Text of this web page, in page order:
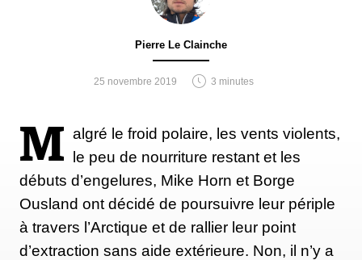
Pierre Le Clainche
25 novembre 2019 3 minutes
M algré le froid polaire, les vents violents,
le peu de nourriture restant et les
débuts d’engelures, Mike Horn et Borge
Ousland ont décidé de poursuivre leur périple
à travers l’Arctique et de rallier leur point
d’extraction sans aide extérieure. Non, il n’y a